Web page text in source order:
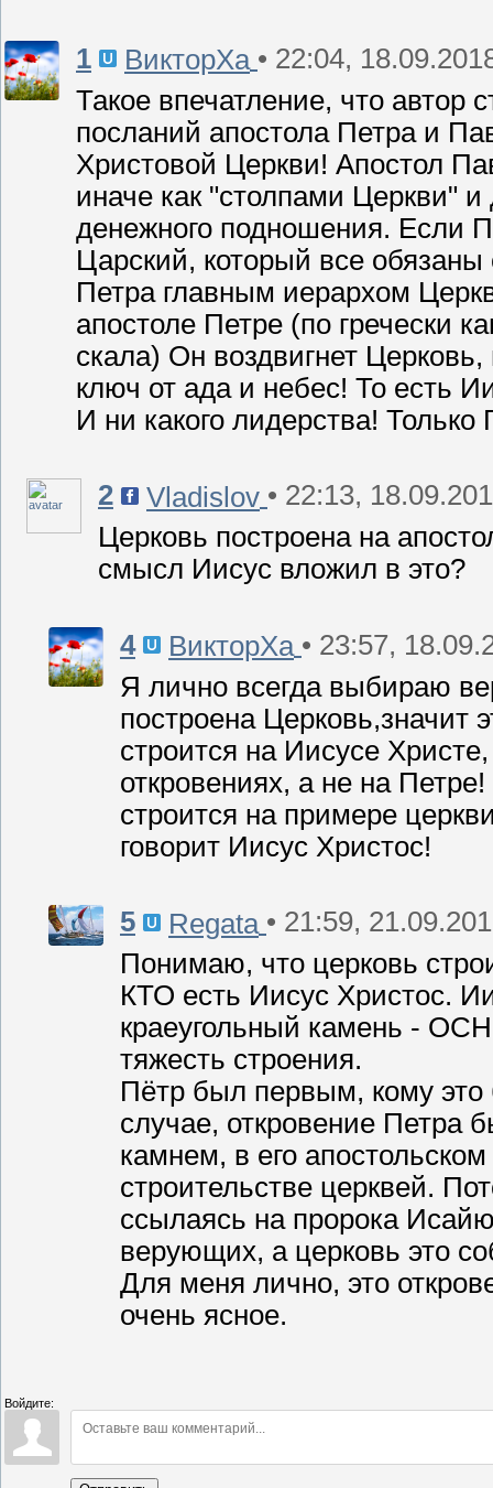
1 ВикторХа • 22:04,
Такое впечатление, что автор
посланий апостола Петра и
Христовой Церкви! Апостол
иначе как "столпами Церкви"
денежного подношения. Если
Царский, который все
Петра главным иерархом
апостоле Петре (по гречески
скала) Он воздвигнет
ключ от ада и небес! То есть
И ни какого лидерства! Только
2 Vladislov • 22:13,
Церковь построена на
смысл Иисус вложил в это?
4 ВикторХа • 23:57,
Я лично всегда выбираю
построена Церковь,значит
строится на Иисусе
откровениях, а не на
строится на примере
говорит Иисус Христос!
5 Regata • 21:59,
Понимаю, что церковь
КТО есть Иисус Христос.
краеугольный камень -
тяжесть строения.
Пётр был первым, кому
случае, откровение Петра
камнем, в его
строительстве церквей.
ссылаясь на пророка
верующих, а церковь это
Для меня лично, это
очень ясное.
Войдите: